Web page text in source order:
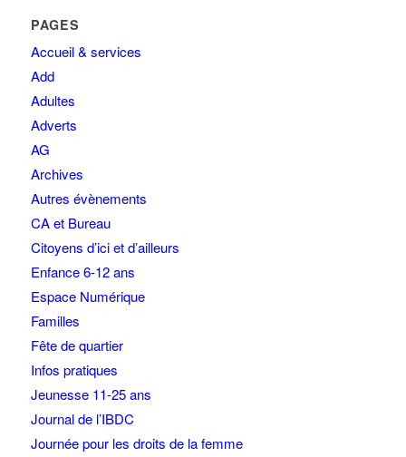
PAGES
Accueil & services
Add
Adultes
Adverts
AG
Archives
Autres évènements
CA et Bureau
Citoyens d’ici et d’ailleurs
Enfance 6-12 ans
Espace Numérique
Familles
Fête de quartier
Infos pratiques
Jeunesse 11-25 ans
Journal de l’IBDC
Journée pour les droits de la femme